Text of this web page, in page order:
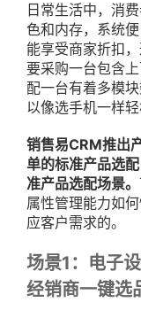
日常生活中，消
色和内存，系统
能享受商家折扣
要采购一台包含
配一台有着多模
以像选手机一样
销售易CRM推出
单的标准产品选
准产品选配场景。
属性管理能力如
应客户需求的。
场景1：电子
经销商一键选